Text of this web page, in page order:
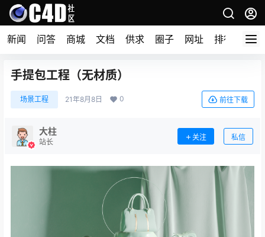
新闻 问答 商城 文档 供求 圈子 网址 排行榜
手提包工程（无材质）
场景工程 21年8月8日 0 前往下载
大柱
站长
关注 私信